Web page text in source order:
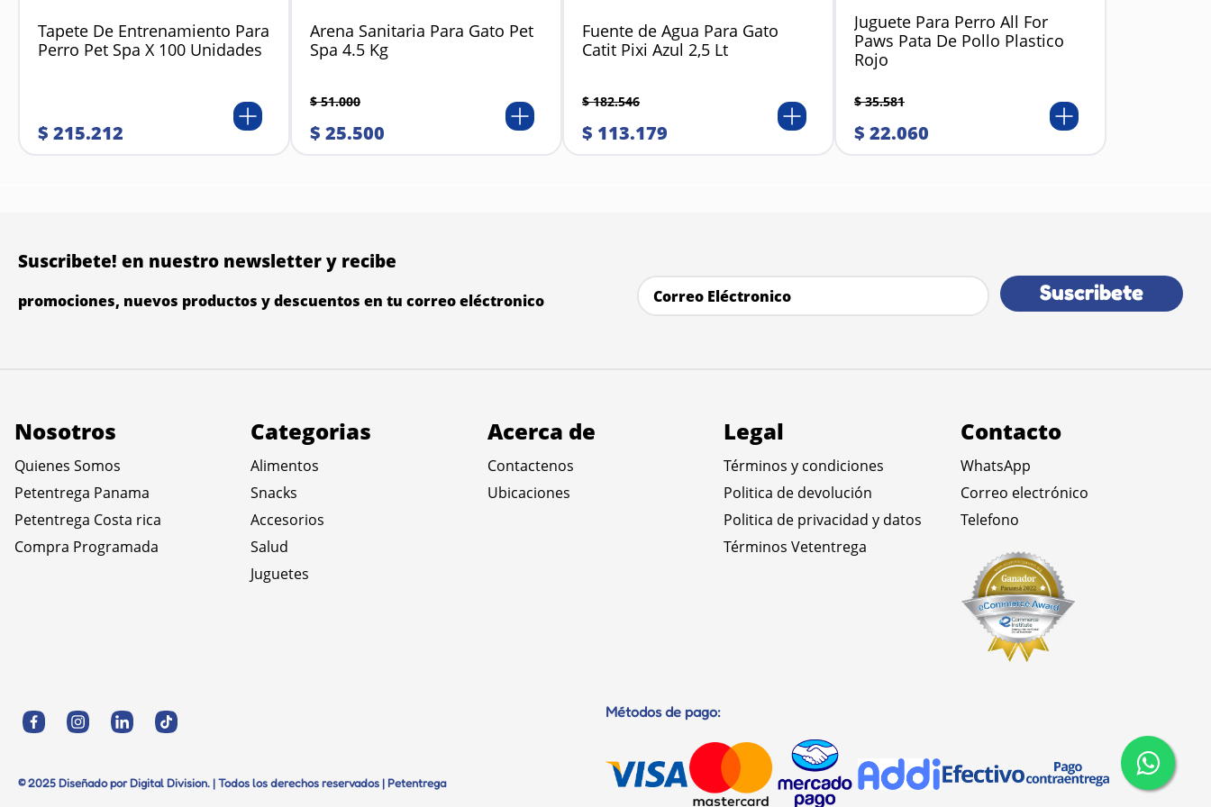
Tapete De Entrenamiento Para
Perro Pet Spa X 100 Unidades
$ 215.212
Arena Sanitaria Para Gato Pet
Spa 4.5 Kg
$ 51.000
$ 25.500
Fuente de Agua Para Gato
Catit Pixi Azul 2,5 Lt
$ 182.546
$ 113.179
Juguete Para Perro All For
Paws Pata De Pollo Plastico
Rojo
$ 35.581
$ 22.060
Suscribete! en nuestro newsletter y recibe
promociones, nuevos productos y descuentos en tu correo eléctronico Suscribete
Nosotros
Quienes Somos
Petentrega Panama
Petentrega Costa rica
Compra Programada
Categorias
Alimentos
Snacks
Accesorios
Salud
Juguetes
Acerca de
Contactenos
Ubicaciones
Legal
Términos y condiciones
Politica de devolución
Politica de privacidad y datos
Términos Vetentrega
Contacto
WhatsApp
Correo electrónico
Telefono
© 2025 Diseñado por Digital Division. | Todos los derechos reservados | Petentrega
Métodos de pago: